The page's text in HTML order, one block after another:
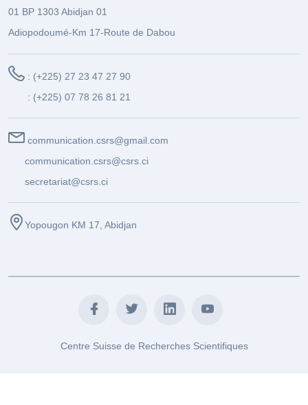
01 BP 1303 Abidjan 01
Adiopodoumé-Km 17-Route de Dabou
: (+225) 27 23 47 27 90
: (+225) 07 78 26 81 21
communication.csrs@gmail.com
communication.csrs@csrs.ci
secretariat@csrs.ci
Yopougon KM 17, Abidjan
Centre Suisse de Recherches Scientifiques